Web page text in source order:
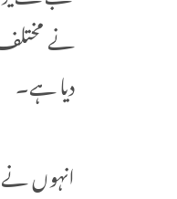
دیا ہے۔
انہوں